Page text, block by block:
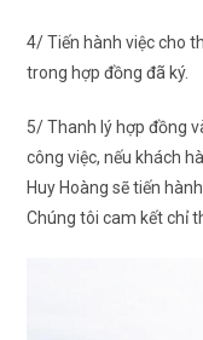
4/ Tiến hành việc cho
trong hợp đồng đã ký.
5/ Thanh lý hợp đồng
công việc, nếu khách
Huy Hoàng sẽ tiến
Chúng tôi cam kết chỉ